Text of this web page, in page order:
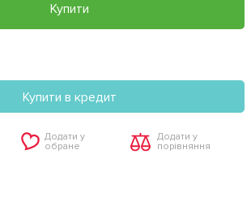
Купити
Купити в кредит
Додати у
обране
Додати у
порівняння